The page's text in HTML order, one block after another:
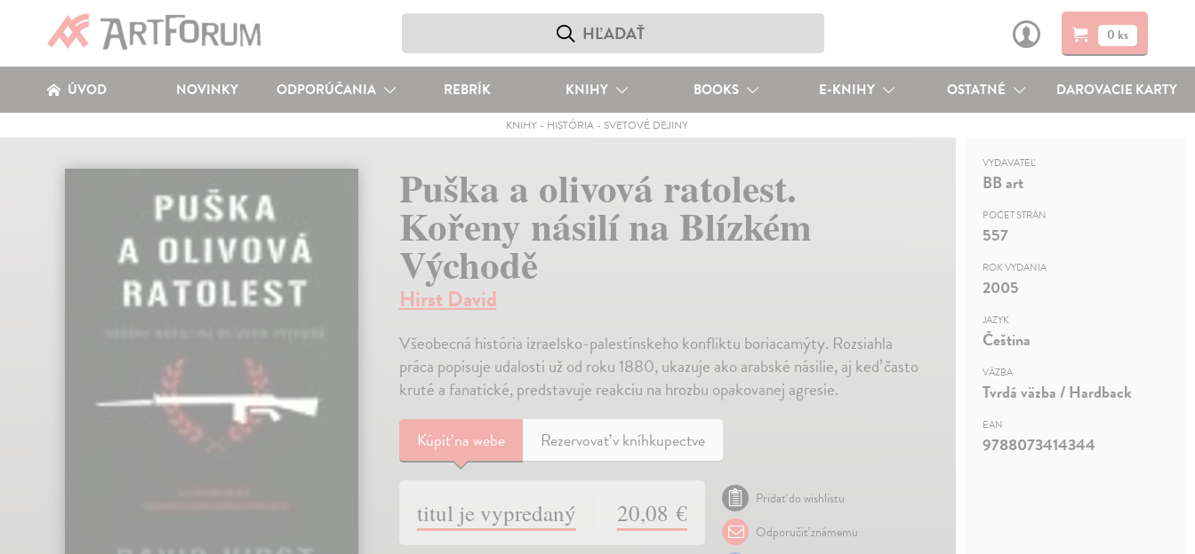
0 ks
ÚVOD NOVINKY ODPORÚČANIA REBRÍK KNIHY BOOKS E-KNIHY OSTATNÉ DAROVACIE KARTY
KNIHY - HISTÓRIA - SVETOVÉ DEJINY
Puška a olivová ratolest.
Kořeny násilí na Blízkém
Východě
Hirst David
Všeobecná história izraelsko-palestínskeho konfliktu boriacamýty. Rozsiahla
práca popisuje udalosti už od roku 1880, ukazuje ako arabské násilie, aj keď často
kruté a fanatické, predstavuje reakciu na hrozbu opakovanej agresie.
Kúpiťna webe Rezervovať v kníhkupectve
titul je vypredaný 20,08 €
Pridať do wishlistu
Odporučiť známemu
VYDAVATEĽ
BB art
POČET STRÁN
557
ROK VYDANIA
2005
JAZYK
Čeština
VÄZBA
Tvrdá väzba / Hardback
EAN
9788073414344